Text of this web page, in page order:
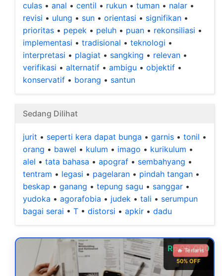
culas • anal • centil • rukun • tuman • nalar •
revisi • ulung • sun • orientasi • signifikan •
prioritas • pepek • peluh • puan • rekonsiliasi •
implementasi • tradisional • teknologi •
interpretasi • plagiat • sangking • relevan •
verifikasi • alternatif • ambigu • objektif •
konservatif • borang • santun
Sedang Dilihat
jurit • seperti kera dapat bunga • garnis • tonil •
orang • bawel • kulum • imago • kurikulum •
alel • tata bahasa • apograf • sembahyang •
tentram • legasi • pagelaran • pindah tangan •
beskap • ganang • tepung sagu • sanggar •
yudoka • agorafobia • judek • tali • serumpun
bagai serai • T • distorsi • apkir • dadu
Rp 99.000
50% OFF
🔥 Terlaris